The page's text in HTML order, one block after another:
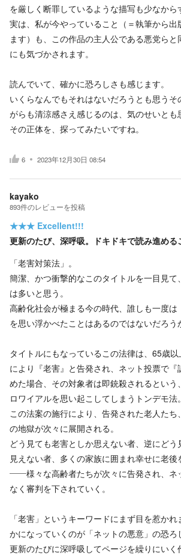
を厳しく断罪しているような描写も少なから
実は、私が今やっていること（＝執筆から出
ます）も、この作品の主人公である悪党らと
にも気づかされます。
読んでいて、確かに恐ろしさも感じます。
いくらなんでもそれはないだろうとも思うそ
がらも清涼感さえ感じるのは、気のせいとも
その正体を、探ってみたいですね。
6 2023年12月30日 08:54
kayako
893件のレビューを投稿
★★★ Excellent!!!
更新のたび、深呼吸。ドキドキで読み進める
「老害対策法」。
簡潔、かつ衝撃的なこのタイトルを一目見て
は多いと思う。
高齢化社会が極まる今の時代、誰しも一度
を思い浮かべたことはあるのではないだろう
タイトルにもなっているこの法律は、65歳
により『老害』と告発され、ネット投票で『
めた場合、その対象者は即銃殺されるという
ロワイアルを思い起こしてしまうトンデモ法。
この法案の施行により、告発された老人たち
の地獄が次々に展開される。
どう見ても老害としか思えない者、逆にど
見えない者、多くの家族に囲まれ幸せに老
――様々な高齢者たちが次々に告発され、ネ
なく審判を下されていく。
「老害」というキーワードにまず目を惹か
かになっていくのが「ネットの悪意」の恐ろ
更新のたびに深呼吸してページを繰りにいく